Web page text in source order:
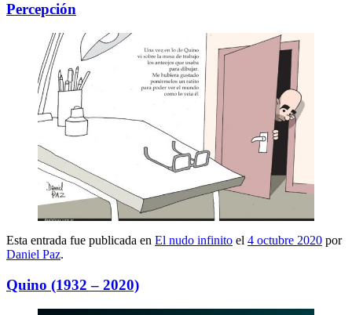
Percepción
Esta entrada fue publicada en El nudo infinito el 4 octubre 2020 por
Daniel Paz.
Quino (1932 – 2020)